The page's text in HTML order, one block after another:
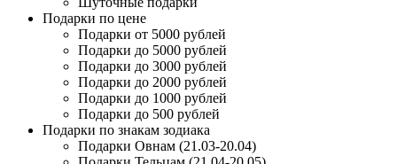
Подарки по цене
Подарки от 5000 рублей
Подарки до 5000 рублей
Подарки до 3000 рублей
Подарки до 2000 рублей
Подарки до 1000 рублей
Подарки до 500 рублей
Подарки по знакам зодиака
Подарки Овнам (21.03-20.04)